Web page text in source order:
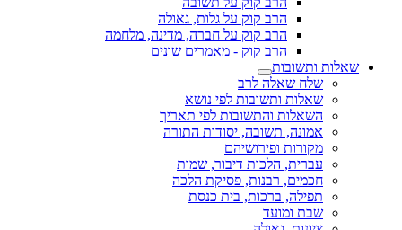
הרב קוק על גלות, גאולה
הרב קוק על חברה, מדינה, מלחמה
הרב קוק - מאמרים שונים
שאלות ותשובות
שלח שאלה לרב
שאלות ותשובות לפי נושא
השאלות והתשובות לפי תאריך
אמונה, תשובה, יסודות התורה
מקורות ופירושיהם
עברית, הלכות דיבור, שמות
חכמים, רבנות, פסיקת הלכה
תפילה, ברכות, בית כנסת
שבת ומועד